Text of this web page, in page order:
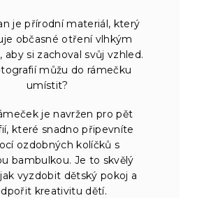
je přírodní materiál, který
občasné otření vlhkým
aby si zachoval svůj vzhled.
můžu do rámečku
umístit?
je navržen pro pět
které snadno připevníte
ozdobných kolíčků s
bambulkou. Je to skvělý
vyzdobit dětský pokoj a
kreativitu dětí.